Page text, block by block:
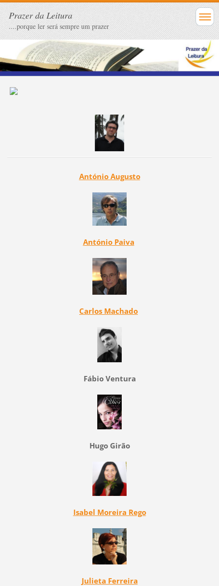
Prazer da Leitura
....porque ler será sempre um prazer
António Augusto
António Paiva
Carlos Machado
Fábio Ventura
Hugo Girão
Isabel Moreira Rego
Julieta Ferreira